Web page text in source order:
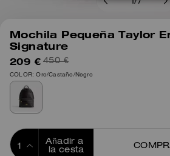
/ 7
Mochila Pequeña Taylor
Signature
209 € 450 €
COLOR: Oro/Castaño/Negro
Añadir a
la cesta